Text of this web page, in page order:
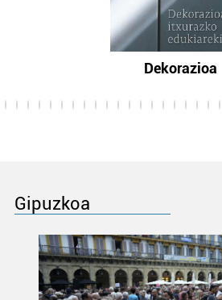
Dekorazioa
Gipuzkoa